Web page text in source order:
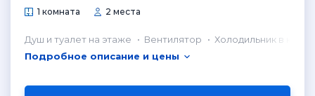
1 комната 2 места
Душ и туалет на этаже Вентилятор
Холодильник в
Подробное описание и цены